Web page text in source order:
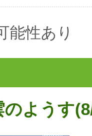
能性あり
のようす